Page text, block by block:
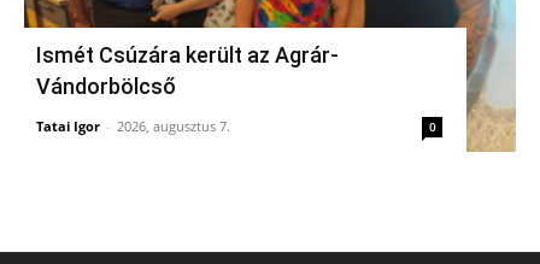
Ismét Csúzára került az Agrár-
Vándorbölcső
Tatai Igor - 2026, augusztus 7. 0